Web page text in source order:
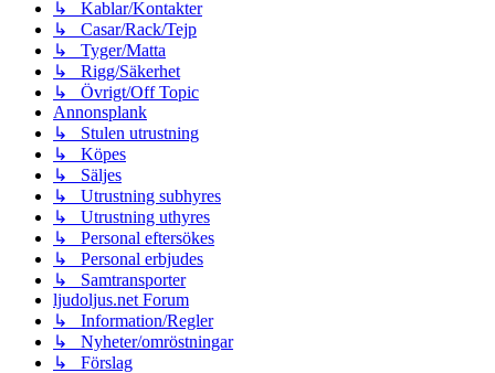
↳ Kablar/Kontakter
↳ Casar/Rack/Tejp
↳ Tyger/Matta
↳ Rigg/Säkerhet
↳ Övrigt/Off Topic
Annonsplank
↳ Stulen utrustning
↳ Köpes
↳ Säljes
↳ Utrustning subhyres
↳ Utrustning uthyres
↳ Personal eftersökes
↳ Personal erbjudes
↳ Samtransporter
ljudoljus.net Forum
↳ Information/Regler
↳ Nyheter/omröstningar
↳ Förslag